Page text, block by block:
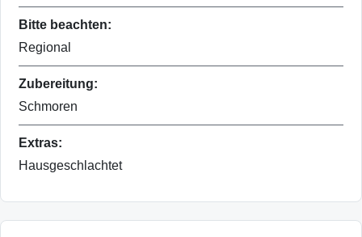
Bitte beachten:
Regional
Zubereitung:
Schmoren
Extras:
Hausgeschlachtet